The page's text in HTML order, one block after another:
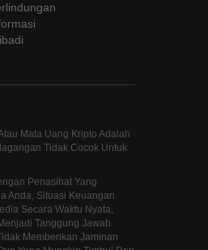
Mata Uang Kripto Adalah
Tidak Cocok Untuk
Penasihat Yang
Anda, Situasi Keuangan
Secara Waktu Nyata,
Tanggung Jawab
Memberikan Jaminan